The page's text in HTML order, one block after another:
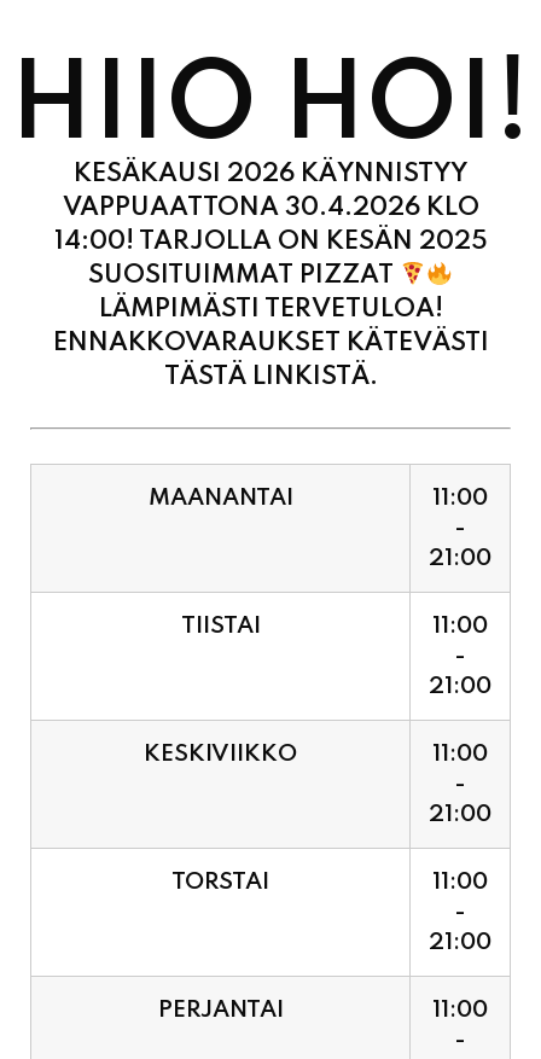
HIIO HOI!
KESÄKAUSI 2026 KÄYNNISTYY
VAPPUAATTONA 30.4.2026 KLO
14:00! TARJOLLA ON KESÄN 2025
SUOSITUIMMAT PIZZAT
LÄMPIMÄSTI TERVETULOA!
ENNAKKOVARAUKSET KÄTEVÄSTI
TÄSTÄ LINKISTÄ.
MAANANTAI
11:00
-
21:00
TIISTAI
11:00
-
21:00
KESKIVIIKKO
11:00
-
21:00
TORSTAI
11:00
-
21:00
PERJANTAI
11:00
-